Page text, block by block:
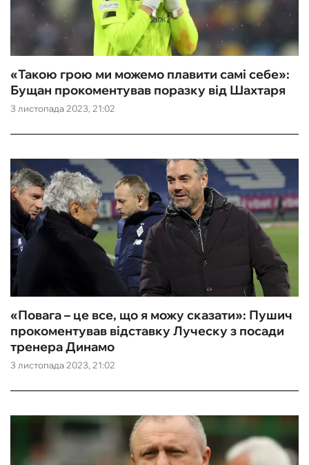
ФУТЗАЛ
БУКМЕКЕРИ
3 листопада 2023, 21:02
«Такою грою ми можемо плавити самі себе»:
Бущан прокоментував поразку від Шахтаря
3 листопада 2023, 21:02
«Повага – це все, що я можу сказати»: Пушич
прокоментував відставку Луческу з посади
тренера Динамо